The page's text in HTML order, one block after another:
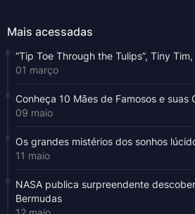
Mais acessadas
“Tip Toe Through the Tulips”, Tiny
01 março
Conheça 10 Mães de Famosos e suas
09 maio
Os grandes mistérios dos sonhos
11 maio
NASA publica surpreendente
Bermudas